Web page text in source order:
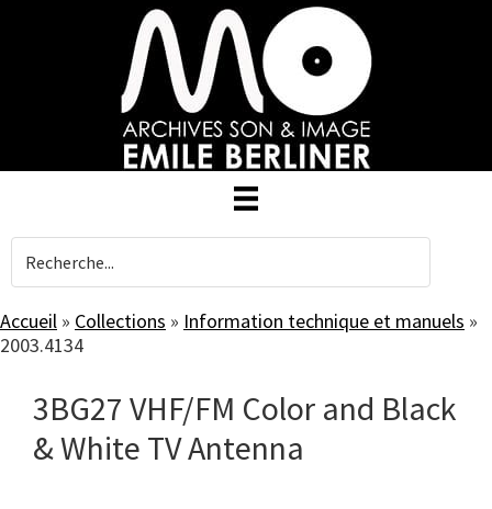
Accueil » Collections » Information technique et manuels »
2003.4134
3BG27 VHF/FM Color and Black
& White TV Antenna